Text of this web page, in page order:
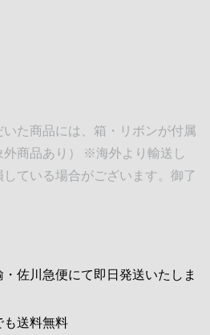
た商品には、箱・リボンが付属
商品あり） ※海外より輸送し
ている場合がございます。御了
佐川急便にて即日発送いたしま
も送料無料